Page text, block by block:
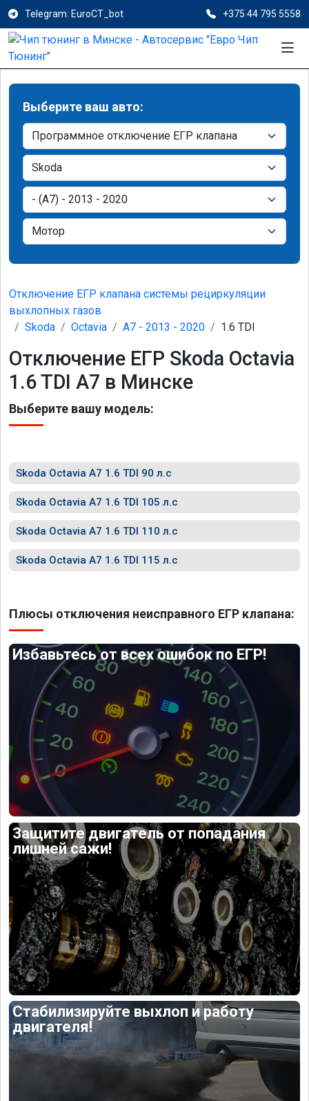
Telegram: EuroCT_bot +375 44 795 5558
Выберите ваш авто:
Отключение ЕГР клапана системы рециркуляции
выхлопных газов
Skoda
Octavia A7 - 2013 - 2020 1.6 TDI
Отключение ЕГР Skoda Octavia
1.6 TDI A7 в Минске
Выберите вашу модель:
Skoda Octavia A7 1.6 TDI 90 л.с
Skoda Octavia A7 1.6 TDI 105 л.с
Skoda Octavia A7 1.6 TDI 110 л.с
Skoda Octavia A7 1.6 TDI 115 л.с
Плюсы отключения неисправного ЕГР клапана:
Избавьтесь от всех ошибок по ЕГР!
Защитите двигатель от попадания
лишней сажи!
Стабилизируйте выхлоп и работу
двигателя!